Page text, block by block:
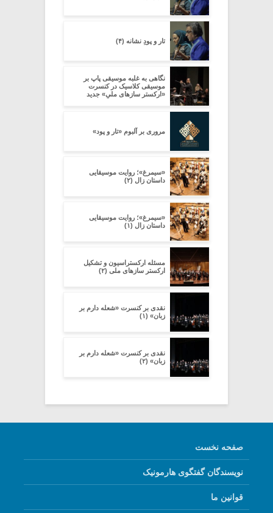
تار و پودِ نشانه (۴)
نگاهی به غلبه موسیقی پاپ بر
موسیقی کلاسیک در کنسرت
«ارکستر سازهای ملیِ» جدید
مروری بر آلبوم «تار و پود»
«سیمرغ»؛ روایت موسیقایی
داستان زال (۲)
«سیمرغ»؛ روایت موسیقایی
داستان زال (۱)
مسئله ارکستراسیون و تشکیل
ارکستر سازهای ملی (۲)
نقدی بر کنسرت «شعله دارم بر
زبان» (۱)
نقدی بر کنسرت «شعله دارم بر
زبان» (۲)
صفحه نخست
نویسندگان گفتگوی هارمونیک
قوانین ما